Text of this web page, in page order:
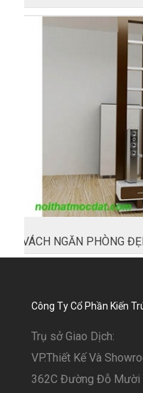
VÁCH NGĂN PHÒNG
Công Ty Cổ Phần Kiến
Trụ sở Giao Dịch:
VP.Thiết Kế Và
362C Đường Đỗ Mười